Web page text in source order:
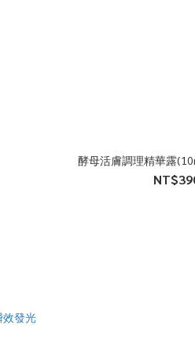
酵母活膚調理精華露